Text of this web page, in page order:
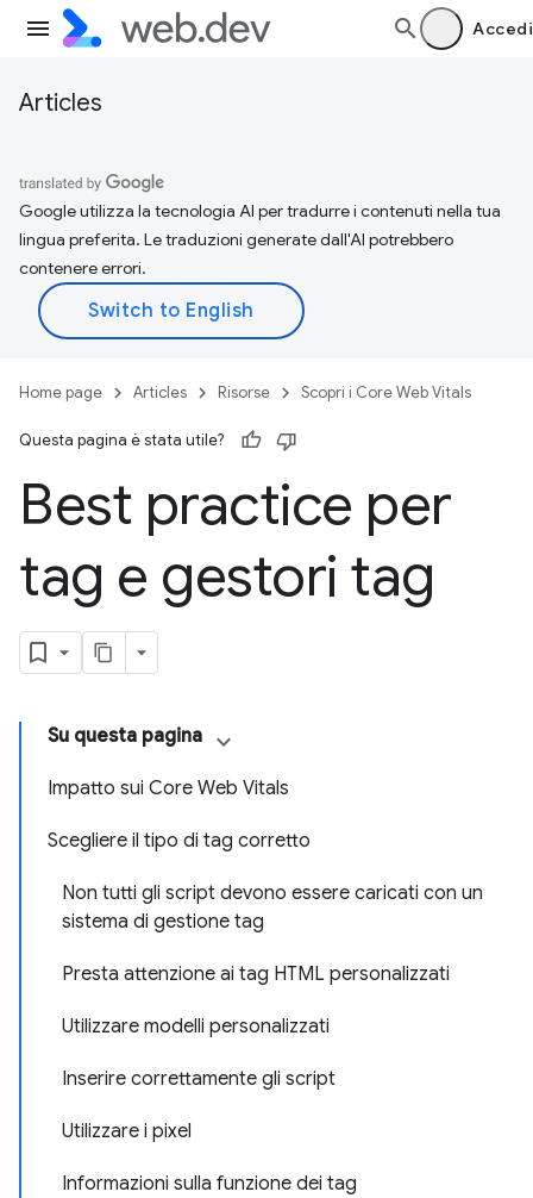
Accedi
Articles
Google utilizza la tecnologia AI per tradurre i contenuti nella tua
lingua preferita. Le traduzioni generate dall'AI potrebbero
contenere errori.
Home page Articles Risorse Scopri i Core Web Vitals
Questa pagina è stata utile?
Best practice per
tag e gestori tag
Su questa pagina
Impatto sui Core Web Vitals
Scegliere il tipo di tag corretto
Non tutti gli script devono essere caricati con un
sistema di gestione tag
Presta attenzione ai tag HTML personalizzati
Utilizzare modelli personalizzati
Inserire correttamente gli script
Utilizzare i pixel
Informazioni sulla funzione dei tag